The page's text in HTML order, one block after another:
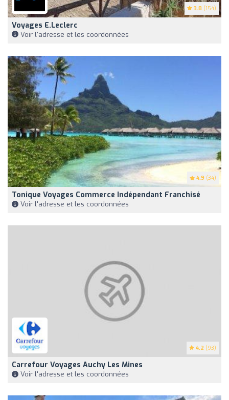
3.8 (154)
Voyages E.Leclerc
Voir l'adresse et les coordonnées
4.9 (34)
Tonique Voyages Commerce Indépendant Franchisé
Voir l'adresse et les coordonnées
4.2 (93)
Carrefour Voyages Auchy Les Mines
Voir l'adresse et les coordonnées